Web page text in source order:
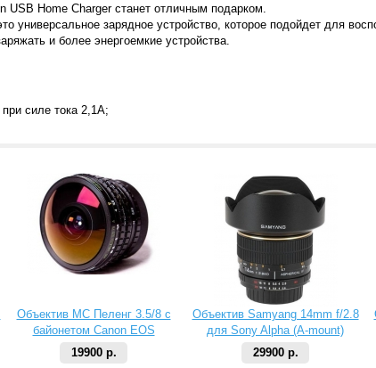
USB Home Charger станет отличным подарком.
универсальное зарядное устройство, которое подойдет для
и более энергоемкие устройства.
силе тока 2,1A;
Объектив МС Пеленг 3.5/8 с
байонетом Canon EOS
19900 р.
Объектив Samyang 14mm f/2.8
для Sony Alpha (A-mount)
29900 р.